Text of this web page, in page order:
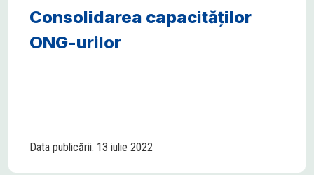
Consolidarea capacităților
ONG-urilor
Data publicării: 13 iulie 2022